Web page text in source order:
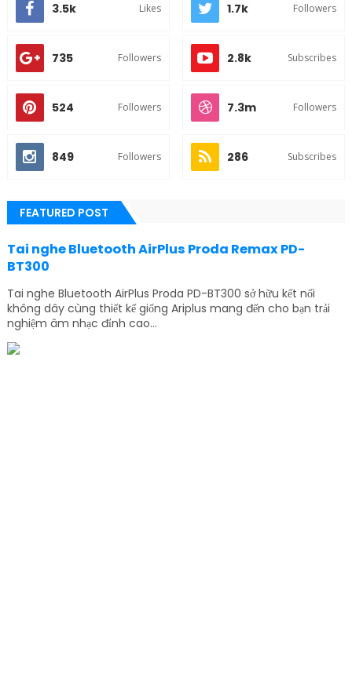
3.5k Likes 1.7k Followers
735 Followers 2.8k Subscribes
524 Followers 7.3m Followers
849 Followers 286 Subscribes
FEATURED POST
Tai nghe Bluetooth AirPlus Proda Remax PD-
BT300
Tai nghe Bluetooth AirPlus Proda PD-BT300 sở hữu kết nối
không dây cùng thiết kế giống Ariplus mang đến cho bạn trải
nghiệm âm nhạc đỉnh cao...